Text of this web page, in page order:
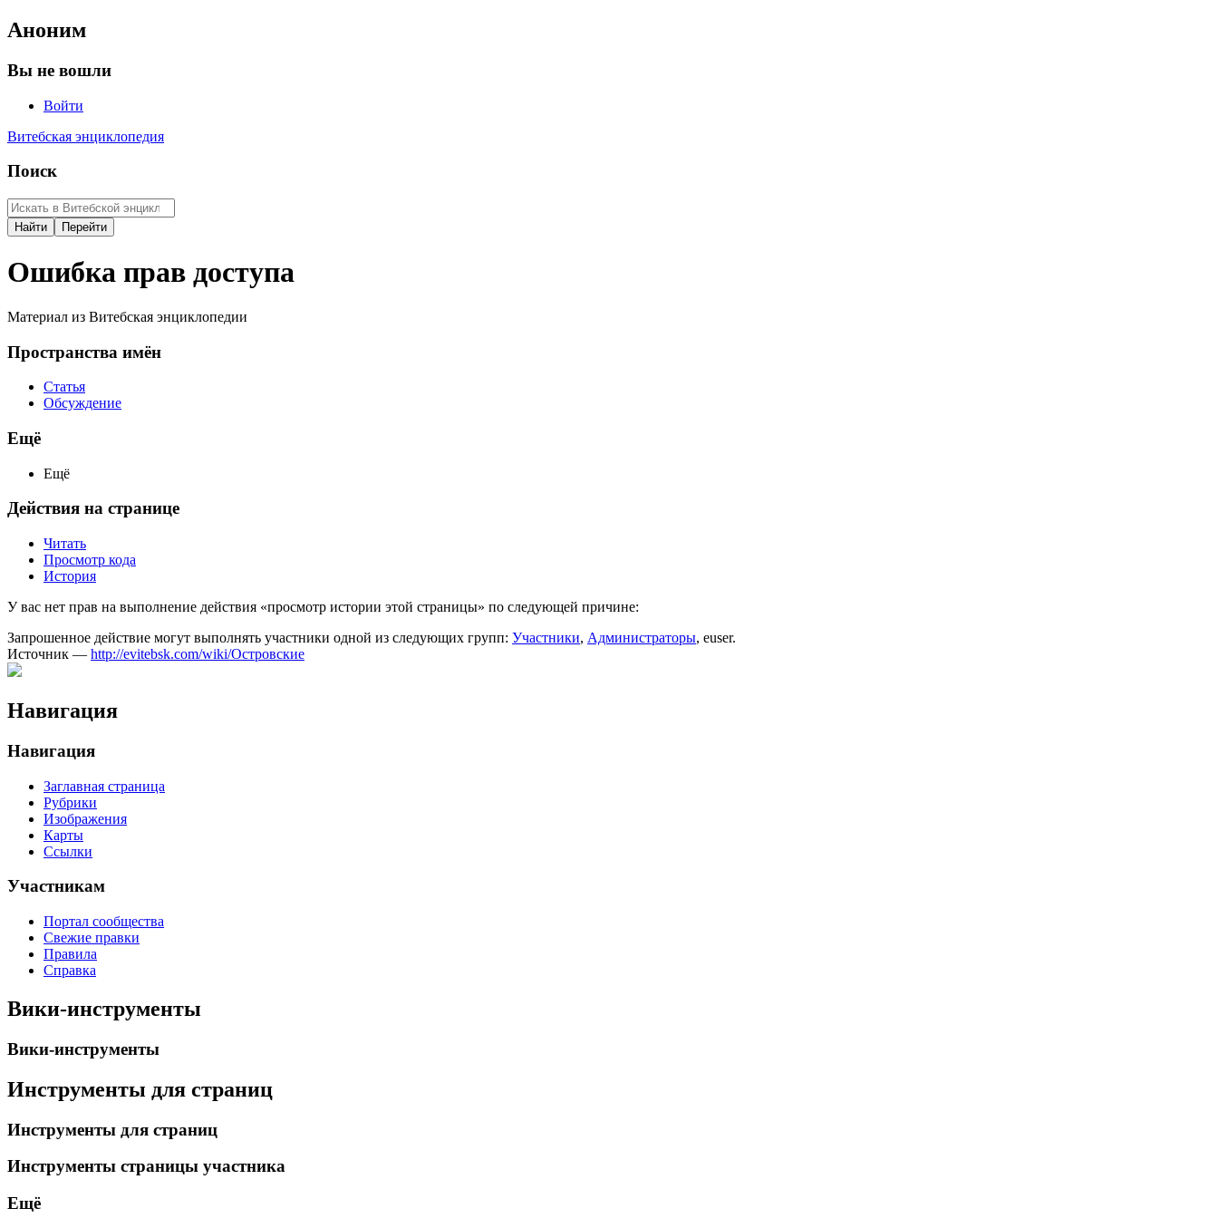
Аноним
Вы не вошли
Войти
Витебская энциклопедия
Поиск
Ошибка прав доступа
Материал из Витебская энциклопедии
Пространства имён
Статья
Обсуждение
Ещё
Ещё
Действия на странице
Читать
Просмотр кода
История
У вас нет прав на выполнение действия «просмотр истории этой страницы» по следующей причине:
Запрошенное действие могут выполнять участники одной из следующих групп: Участники, Администраторы, euser.
Источник — http://evitebsk.com/wiki/Островские
Навигация
Навигация
Заглавная страница
Рубрики
Изображения
Карты
Ссылки
Участникам
Портал сообщества
Свежие правки
Правила
Справка
Вики-инструменты
Вики-инструменты
Инструменты для страниц
Инструменты для страниц
Инструменты страницы участника
Ещё